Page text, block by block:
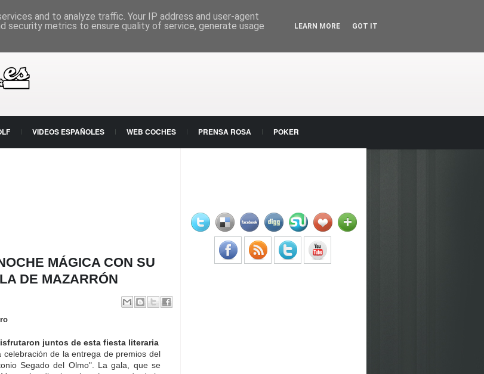
VIDEOS ESPAÑOLES WEB COCHES PRENSA ROSA POKER
MÁGICA CON SU
DE MAZARRÓN
juntos de esta fiesta literaria
de la entrega de premios del
Segado del Olmo". La gala, que se
and to analyze traffic. Your IP address and user-agent
security metrics to ensure quality of service, generate usage
LEARN MORE GOT IT